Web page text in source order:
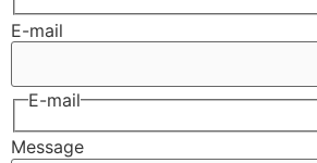
E-mail
E-mail
Message